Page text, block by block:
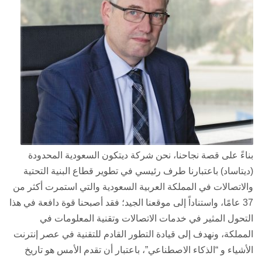
بناءً على قصة نجاحنا، نحن شركة ديتكون السعودية المحدودة
(ديتاساد) باعتبارنا طرف رئيسي في تطوير قطاع البنية التحتية
والاتصالات في المملكة العربية السعودية والتي استمرت أكثر من
37 عامًا، واستناداً إلى موقعنا الجيد؛ فقد أصبحنا قوة دافعة في هذا
التحول المثير في خدمات الاتصالات وتقنية المعلومات في
المملكة، ونهدف إلى قيادة التطور القادم للتقنية في عصر إنترنت
الأشياء و “الذكاء الاصطناعي”، باعتبار أن تقدم الأمس هو تاريخ